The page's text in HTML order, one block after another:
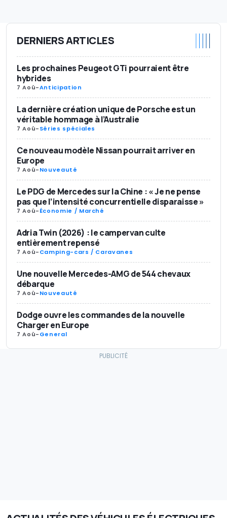
DERNIERS ARTICLES
Les prochaines Peugeot GTi pourraient être
hybrides
7 Aoû-Anticipation
La dernière création unique de Porsche est un
véritable hommage à l’Australie
7 Aoû-Séries spéciales
Ce nouveau modèle Nissan pourrait arriver en
Europe
7 Aoû-Nouveauté
Le PDG de Mercedes sur la Chine : « Je ne pense
pas que l’intensité concurrentielle disparaisse »
7 Aoû-Économie / Marché
Adria Twin (2026) : le campervan culte
entièrement repensé
7 Aoû-Camping-cars / Caravanes
Une nouvelle Mercedes-AMG de 544 chevaux
débarque
7 Aoû-Nouveauté
Dodge ouvre les commandes de la nouvelle
Charger en Europe
7 Aoû-General